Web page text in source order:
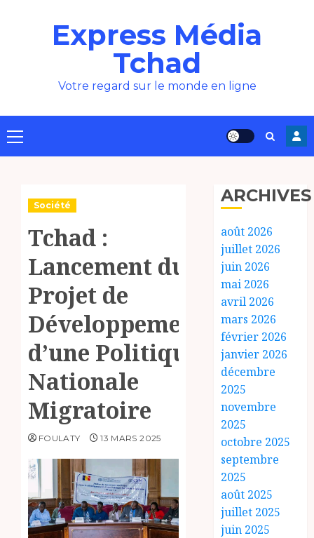
Express Média
Tchad
Votre regard sur le monde en ligne
Menu
principal
Société
Tchad :
Lancement du
Projet de
Développement
d’une Politique
Nationale
Migratoire
FOULATY 13 MARS 2025
ARCHIVES
août 2026
juillet 2026
juin 2026
mai 2026
avril 2026
mars 2026
février 2026
janvier 2026
décembre
2025
novembre
2025
octobre 2025
septembre
2025
août 2025
juillet 2025
juin 2025